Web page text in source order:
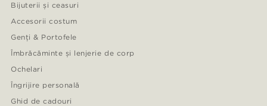
Bijuterii și ceasuri
Accesorii costum
Genți & Portofele
Îmbrăcăminte și lenjerie de corp
Ochelari
Îngrijire personală
Ghid de cadouri